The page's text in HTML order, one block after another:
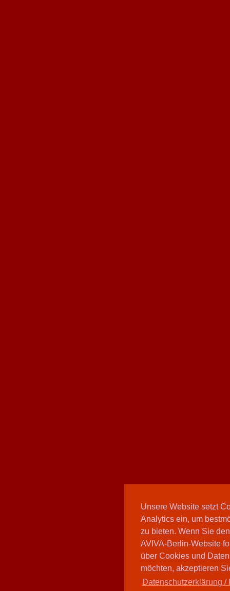
Unsere Website setzt
Analytics ein, um
zu bieten. Wenn Sie
AVIVA-Berlin-Website
über Cookies und
möchten, akzeptieren
Datenschutzerklärung /